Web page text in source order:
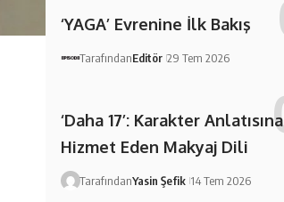
‘YAGA’ Evrenine İlk Bakış
TarafındanEditör 29 Tem 2026
‘Daha 17’: Karakter Anlatısına
Hizmet Eden Makyaj Dili
TarafındanYasin Şefik 14 Tem 2026